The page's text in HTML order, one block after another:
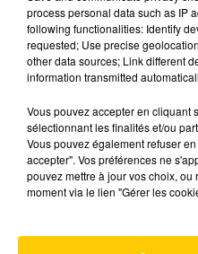
L'INFO DU TARN
L'info du Tarn
process personal data such as IP
following functionalities: Identify
requested; Use precise
other data sources; Link different
information transmitted
Vous pouvez accepter en cliquant
sélectionnant les finalités et/ou
Vous pouvez également refuser
accepter". Vos préférences ne
pouvez mettre à jour vos choix,
moment via le lien "Gérer les